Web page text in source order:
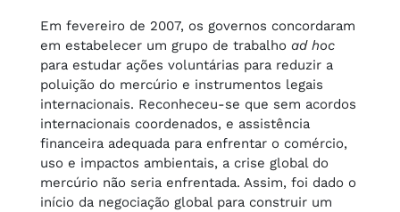
Em fevereiro de 2007, os governos concordaram
em estabelecer um grupo de trabalho ad hoc
para estudar ações voluntárias para reduzir a
poluição do mercúrio e instrumentos legais
internacionais. Reconheceu-se que sem acordos
internacionais coordenados, e assistência
financeira adequada para enfrentar o comércio,
uso e impactos ambientais, a crise global do
mercúrio não seria enfrentada. Assim, foi dado o
início da negociação global para construir um